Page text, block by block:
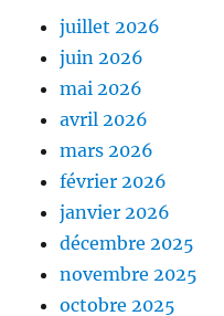
juillet 2026
juin 2026
mai 2026
avril 2026
mars 2026
février 2026
janvier 2026
décembre 2025
novembre 2025
octobre 2025